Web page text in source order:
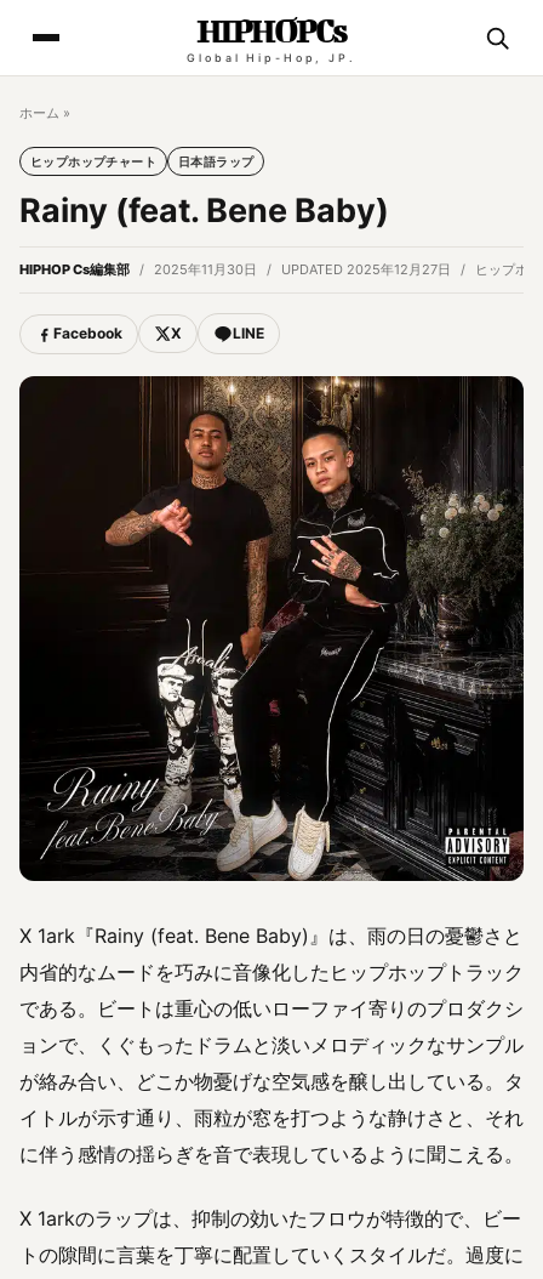
HIPHOPCs
Global Hip-Hop, JP.
ホーム »
ヒップホップチャート 日本語ラップ
Rainy (feat. Bene Baby)
HIPHOP Cs編集部 2025年11月30日 UPDATED 2025年12月27日 ヒップホ
Facebook X LINE
X 1ark『Rainy (feat. Bene Baby)』は、雨の日の憂鬱さと
内省的なムードを巧みに音像化したヒップホップトラック
である。ビートは重心の低いローファイ寄りのプロダクシ
ョンで、くぐもったドラムと淡いメロディックなサンプル
が絡み合い、どこか物憂げな空気感を醸し出している。タ
イトルが示す通り、雨粒が窓を打つような静けさと、それ
に伴う感情の揺らぎを音で表現しているように聞こえる。
X 1arkのラップは、抑制の効いたフロウが特徴的で、ビー
トの隙間に言葉を丁寧に配置していくスタイルだ。過度に